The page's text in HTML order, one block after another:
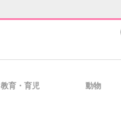
教育・育児 動物